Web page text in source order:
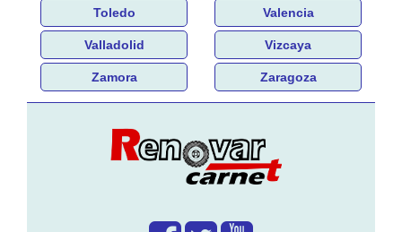
Toledo Valencia
Valladolid Vizcaya
Zamora Zaragoza